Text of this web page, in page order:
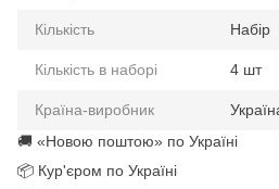
Кількість Набір
Кількість в наборі 4 шт
Країна-виробник
🚚 «Новою поштою» по Україні
📦 Кур'єром по Україні